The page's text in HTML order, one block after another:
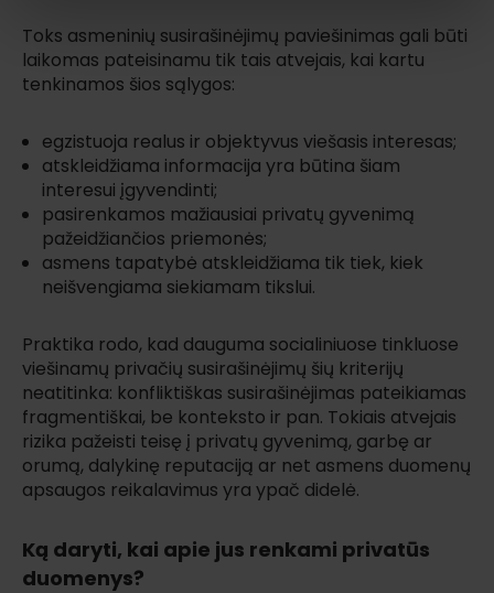
Toks asmeninių susirašinėjimų paviešinimas gali būti
laikomas pateisinamu tik tais atvejais, kai kartu
tenkinamos šios sąlygos:
egzistuoja realus ir objektyvus viešasis interesas;
atskleidžiama informacija yra būtina šiam
interesui įgyvendinti;
pasirenkamos mažiausiai privatų gyvenimą
pažeidžiančios priemonės;
asmens tapatybė atskleidžiama tik tiek, kiek
neišvengiama siekiamam tikslui.
Praktika rodo, kad dauguma socialiniuose tinkluose
viešinamų privačių susirašinėjimų šių kriterijų
neatitinka: konfliktiškas susirašinėjimas pateikiamas
fragmentiškai, be konteksto ir pan. Tokiais atvejais
rizika pažeisti teisę į privatų gyvenimą, garbę ar
orumą, dalykinę reputaciją ar net asmens duomenų
apsaugos reikalavimus yra ypač didelė.
Ką daryti, kai apie jus renkami privatūs
duomenys?